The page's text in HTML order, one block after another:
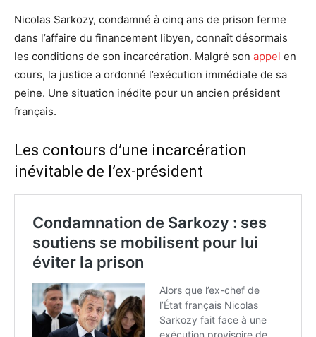
Nicolas Sarkozy, condamné à cinq ans de prison ferme
dans l’affaire du financement libyen, connaît désormais
les conditions de son incarcération. Malgré son appel en
cours, la justice a ordonné l’exécution immédiate de sa
peine. Une situation inédite pour un ancien président
français.
Les contours d’une incarcération
inévitable de l’ex-président